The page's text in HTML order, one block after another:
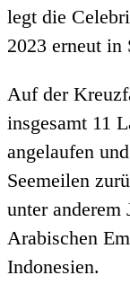
legt die
2023 erneut in
Auf der
insgesamt 11
angelaufen
Seemeilen
unter anderem
Arabischen
Indonesien.